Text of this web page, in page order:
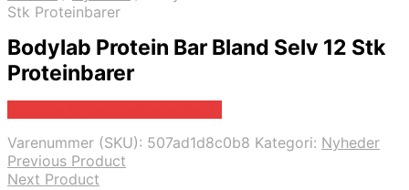
Stk Proteinbarer
Bodylab Protein Bar Bland Selv 12 Stk
Proteinbarer
Varenummer (SKU): 507ad1d8c0b8 Kategori: Nyheder
Previous Product
Next Product